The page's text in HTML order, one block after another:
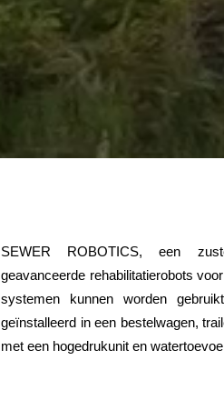
SEWER ROBOTICS, een
geavanceerde rehabilitatierobots
systemen kunnen worden
geïnstalleerd in een bestelwagen,
met een hogedrukunit en